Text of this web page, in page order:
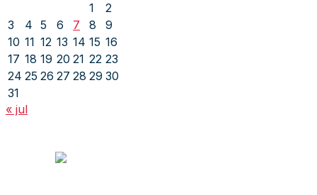
1
2
3
4 5 6 7 8
9
10 11 12 13 14 15 16
17 18 19 20 21 22 23
24 25 26 27 28 29 30
31
« jul